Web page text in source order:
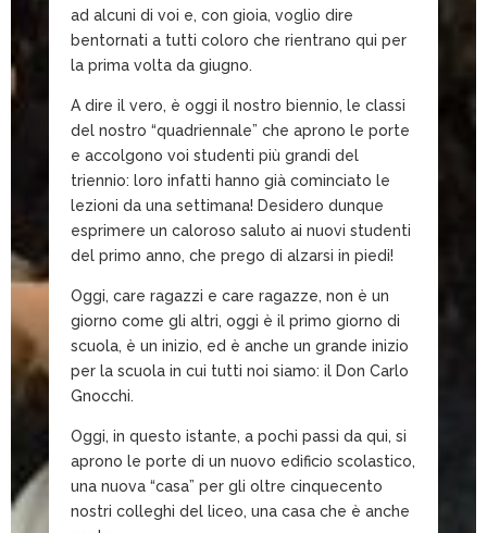
ad alcuni di voi e, con gioia, voglio dire
bentornati a tutti coloro che rientrano qui per
la prima volta da giugno.
A dire il vero, è oggi il nostro biennio, le classi
del nostro “quadriennale” che aprono le porte
e accolgono voi studenti più grandi del
triennio: loro infatti hanno già cominciato le
lezioni da una settimana! Desidero dunque
esprimere un caloroso saluto ai nuovi studenti
del primo anno, che prego di alzarsi in piedi!
Oggi, care ragazzi e care ragazze, non è un
giorno come gli altri, oggi è il primo giorno di
scuola, è un inizio, ed è anche un grande inizio
per la scuola in cui tutti noi siamo: il Don Carlo
Gnocchi.
Oggi, in questo istante, a pochi passi da qui, si
aprono le porte di un nuovo edificio scolastico,
una nuova “casa” per gli oltre cinquecento
nostri colleghi del liceo, una casa che è anche